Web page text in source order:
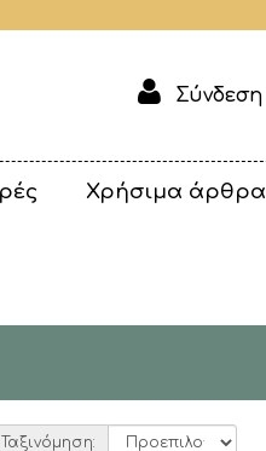
Σύνδεση
Χρήσιμα άρθρα
Ταξινόμηση: